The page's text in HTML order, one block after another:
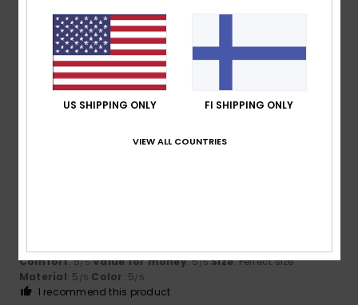
Marjorie6. tammikuuta 2026
Verified purchase
Comfort of its material
Comfort: 5/5 Value for money
Material: 5/5 Color: 5/5
I recommend this product
5
Comfort: 5/5 Value for money: 5/5 Size: Perfect size
Material: 5 /5 Color: 5/5
I recommend this product
US SHIPPING ONLY FI SHIPPING ONLY
VIEW ALL COUNTRIES